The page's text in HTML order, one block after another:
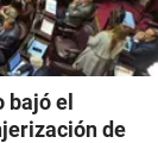
el
de